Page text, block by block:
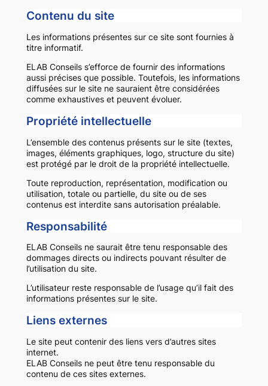
Contenu du site
Les informations présentes sur ce site sont fournies à
titre informatif.
ELAB Conseils s’efforce de fournir des informations
aussi précises que possible. Toutefois, les informations
diffusées sur le site ne sauraient être considérées
comme exhaustives et peuvent évoluer.
Propriété intellectuelle
L’ensemble des contenus présents sur le site (textes,
images, éléments graphiques, logo, structure du site)
est protégé par le droit de la propriété intellectuelle.
Toute reproduction, représentation, modification ou
utilisation, totale ou partielle, du site ou de ses
contenus est interdite sans autorisation préalable.
Responsabilité
ELAB Conseils ne saurait être tenu responsable des
dommages directs ou indirects pouvant résulter de
l’utilisation du site.
L’utilisateur reste responsable de l’usage qu’il fait des
informations présentes sur le site.
Liens externes
Le site peut contenir des liens vers d’autres sites
internet.
ELAB Conseils ne peut être tenu responsable du
contenu de ces sites externes.